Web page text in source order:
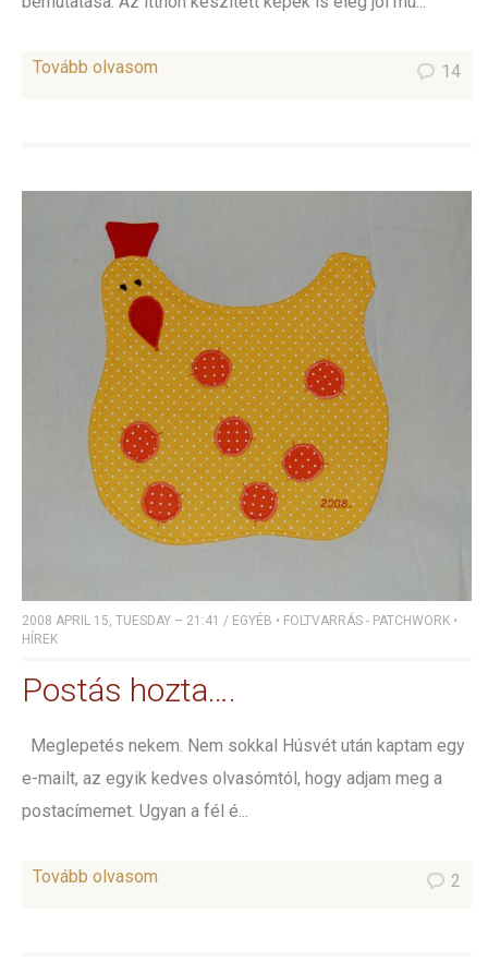
Tovább olvasom 14
2008 APRIL 15, TUESDAY – 21:41 / EGYÉB • FOLTVARRÁS - PATCHWORK •
HÍREK
Postás hozta….
Meglepetés nekem. Nem sokkal Húsvét után kaptam egy
e-mailt, az egyik kedves olvasómtól, hogy adjam meg a
postacímemet. Ugyan a fél é...
Tovább olvasom 2